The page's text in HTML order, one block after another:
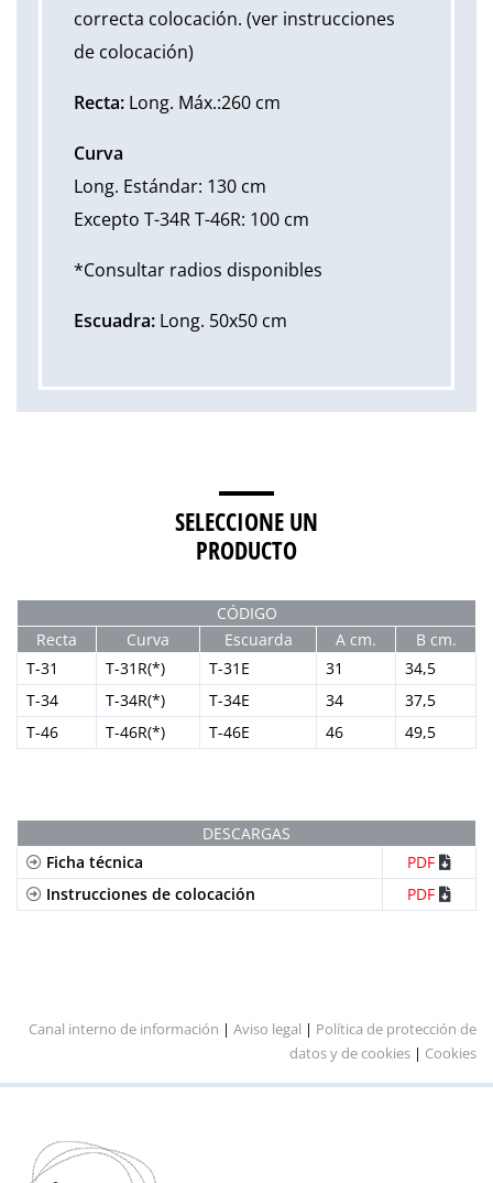
correcta colocación. (ver instrucciones
de colocación)
Recta: Long. Máx.:260 cm
Curva
Long. Estándar: 130 cm
Excepto T-34R T-46R: 100 cm
*Consultar radios disponibles
Escuadra: Long. 50x50 cm
SELECCIONE UN
PRODUCTO
CÓDIGO
Recta
Curva Escuarda A cm.
B cm.
T-31
T-31R(*) T-31E 31
34,5
T-34
T-34R(*) T-34E 34
37,5
T-46
T-46R(*) T-46E 46 49,5
DESCARGAS
Ficha técnica
PDF
Instrucciones de colocación
PDF
Canal interno de información | Aviso legal | Política de protección de
datos y de cookies | Cookies